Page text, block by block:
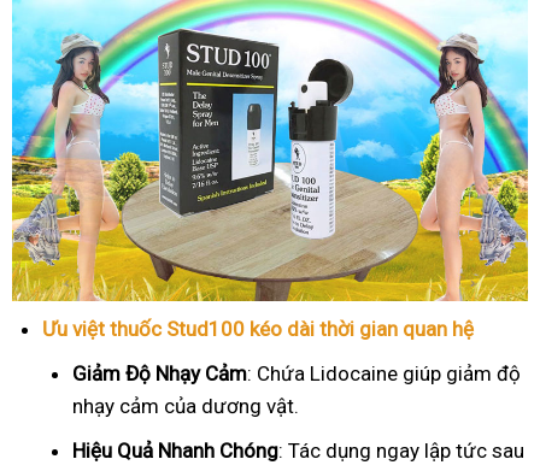
Ưu việt thuốc Stud100 kéo dài thời gian quan hệ
Giảm Độ Nhạy Cảm: Chứa Lidocaine giúp giảm độ
nhạy cảm của dương vật.
Hiệu Quả Nhanh Chóng: Tác dụng ngay lập tức sau